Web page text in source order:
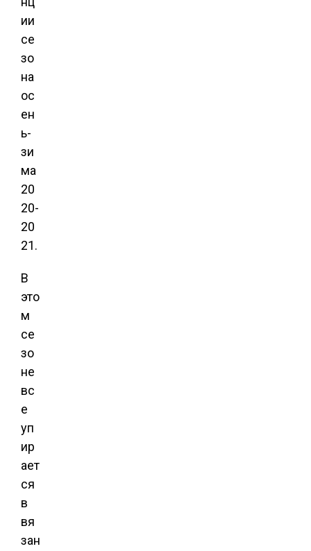
ии
се
зо
на
ос
ен
ь-
зи
ма
20
20-
20
21.
В
это
м
се
зо
не
вс
е
уп
ир
ает
ся
в
вя
зан